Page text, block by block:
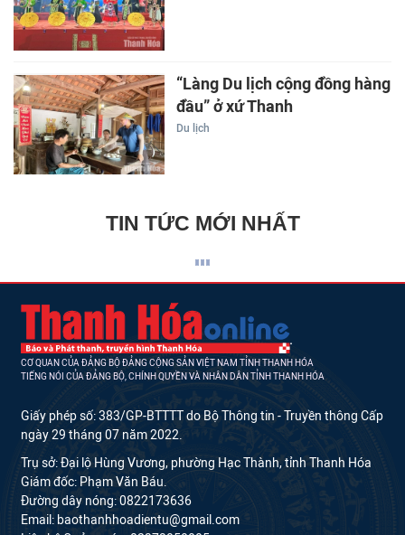
“Làng Du lịch cộng đồng hàng
đầu” ở xứ Thanh
Du lịch
TIN TỨC MỚI NHẤT
CƠ QUAN CỦA ĐẢNG BỘ ĐẢNG CỘNG SẢN VIỆT NAM TỈNH THANH HÓA
TIẾNG NÓI CỦA ĐẢNG BỘ, CHÍNH QUYỀN VÀ NHÂN DÂN TỈNH THANH HÓA
Giấy phép số: 383/GP-BTTTT do Bộ Thông tin - Truyền thông Cấp
ngày 29 tháng 07 năm 2022.
Trụ sở: Đại lộ Hùng Vương, phường Hạc Thành, tỉnh Thanh Hóa
Giám đốc: Phạm Văn Báu.
Đường dây nóng: 0822173636
Email: baothanhhoadientu@gmail.com